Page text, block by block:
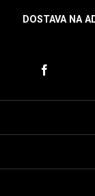
DOSTAVA NA